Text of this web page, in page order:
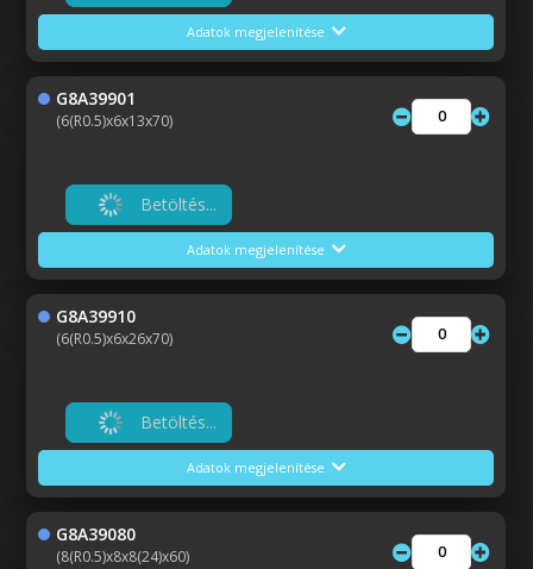
Adatok megjelenítése
G8A39901
(6(R0.5)x6x13x70)
Betöltés...
Adatok megjelenítése
G8A39910
(6(R0.5)x6x26x70)
Betöltés...
Adatok megjelenítése
G8A39080
(8(R0.5)x8x8(24)x60)